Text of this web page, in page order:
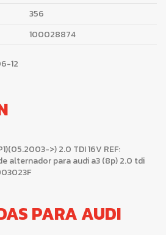
356
100028874
12
>) 2.0 TDI 16V REF:
alternador para audi a3 (8p) 2.0 tdi
PARA AUDI